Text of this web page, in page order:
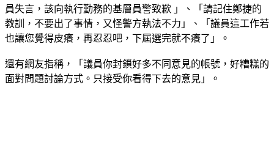
員失言，該向執行勤務的基層員警致歉 」、「請記住鄭捷的
教訓，不要出了事情，又怪警方執法不力」、「議員這工作若
也讓您覺得皮癢，再忍忍吧，下屆選完就不癢了」。
還有網友指稱，「議員你封鎖好多不同意見的帳號，好糟糕的
面對問題討論方式。只接受你看得下去的意見」。